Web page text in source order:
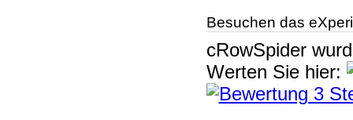
Besuchen das
cRowSpider
Werten Sie hier: